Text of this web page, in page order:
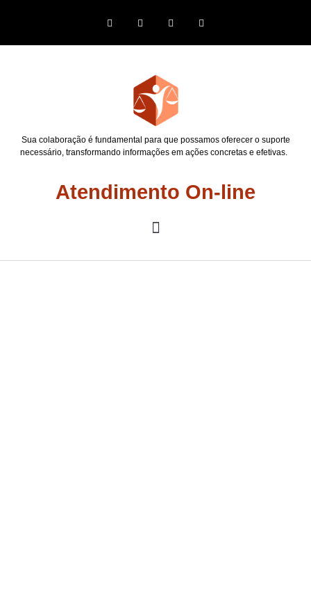
Sua colaboração é fundamental para que possamos oferecer o suporte
necessário, transformando informações em ações concretas e efetivas.
Atendimento On-line